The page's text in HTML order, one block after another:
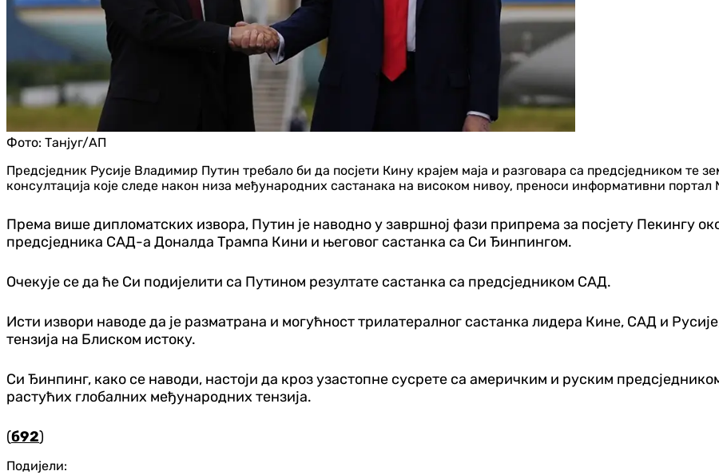
Фото: Танјуг/АП
Предсједник Русије Владимир Путин требало би да посјети Кину крајем маја и разговара са предсједником те
консултација које следе након низа међународних састанака на високом нивоу, преноси информативни портал
Према више дипломатских извора, Путин је наводно у завршној фази припрема за посјету Пекингу
предсједника САД-а Доналда Трампа Кини и његовог састанка са Си Ђинпингом.
Очекује се да ће Си подијелити са Путином резултате састанка са предсједником САД.
Исти извори наводе да је разматрана и могућност трилатералног састанка лидера Кине, САД и
тензија на Блиском истоку.
Си Ђинпинг, како се наводи, настоји да кроз узастопне сусрете са америчким и руским
растућих глобалних међународних тензија.
(б92)
Подијели: